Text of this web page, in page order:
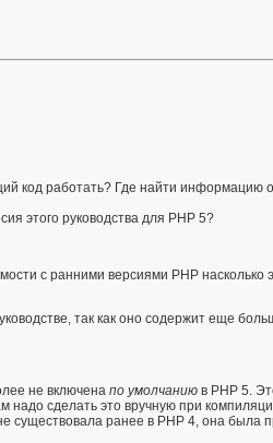
код работать? Где найти информацию
этого руководства для PHP 5?
с ранними версиями PHP насколько
так как оно содержит еще
не включена по умолчанию в PHP 5.
надо сделать это вручную при
существовала ранее в PHP 4, она была